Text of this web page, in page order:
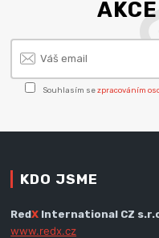
Souhlasím sezpracováním
KDO JSME
RedX International CZ
www.redx.cz